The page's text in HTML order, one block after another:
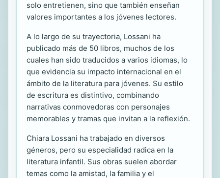
solo entretienen, sino que también enseñan
valores importantes a los jóvenes lectores.
A lo largo de su trayectoria, Lossani ha
publicado más de 50 libros, muchos de los
cuales han sido traducidos a varios idiomas, lo
que evidencia su impacto internacional en el
ámbito de la literatura para jóvenes. Su estilo
de escritura es distintivo, combinando
narrativas conmovedoras con personajes
memorables y tramas que invitan a la reflexión.
Chiara Lossani ha trabajado en diversos
géneros, pero su especialidad radica en la
literatura infantil. Sus obras suelen abordar
temas como la amistad, la familia y el